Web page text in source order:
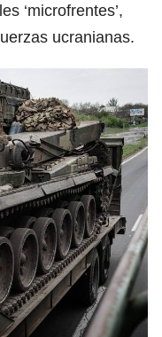
‘microfrentes’,
ucranianas.